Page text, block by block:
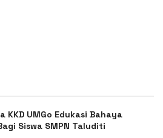
KKD UMGo Edukasi Bahaya
Siswa SMPN Taluditi